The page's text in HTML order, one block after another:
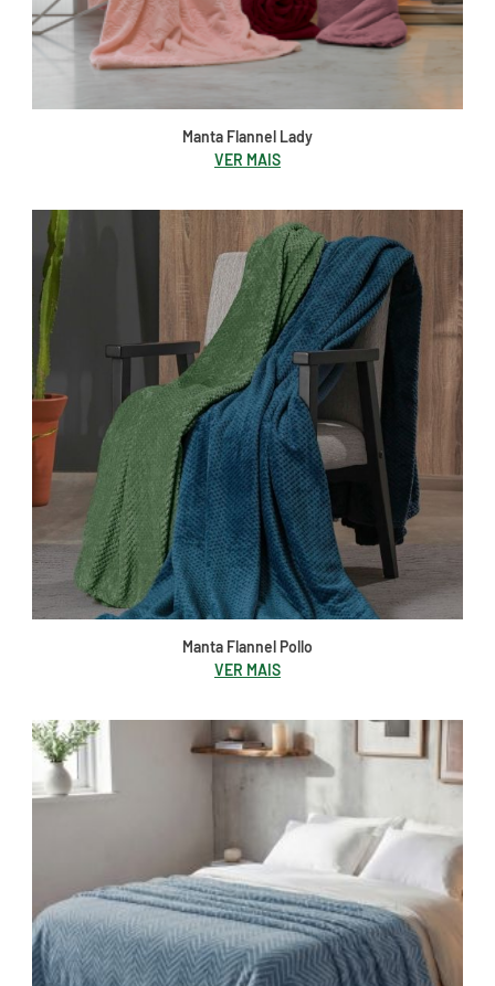
Manta Flannel Lady
VER MAIS
Manta Flannel Pollo
VER MAIS